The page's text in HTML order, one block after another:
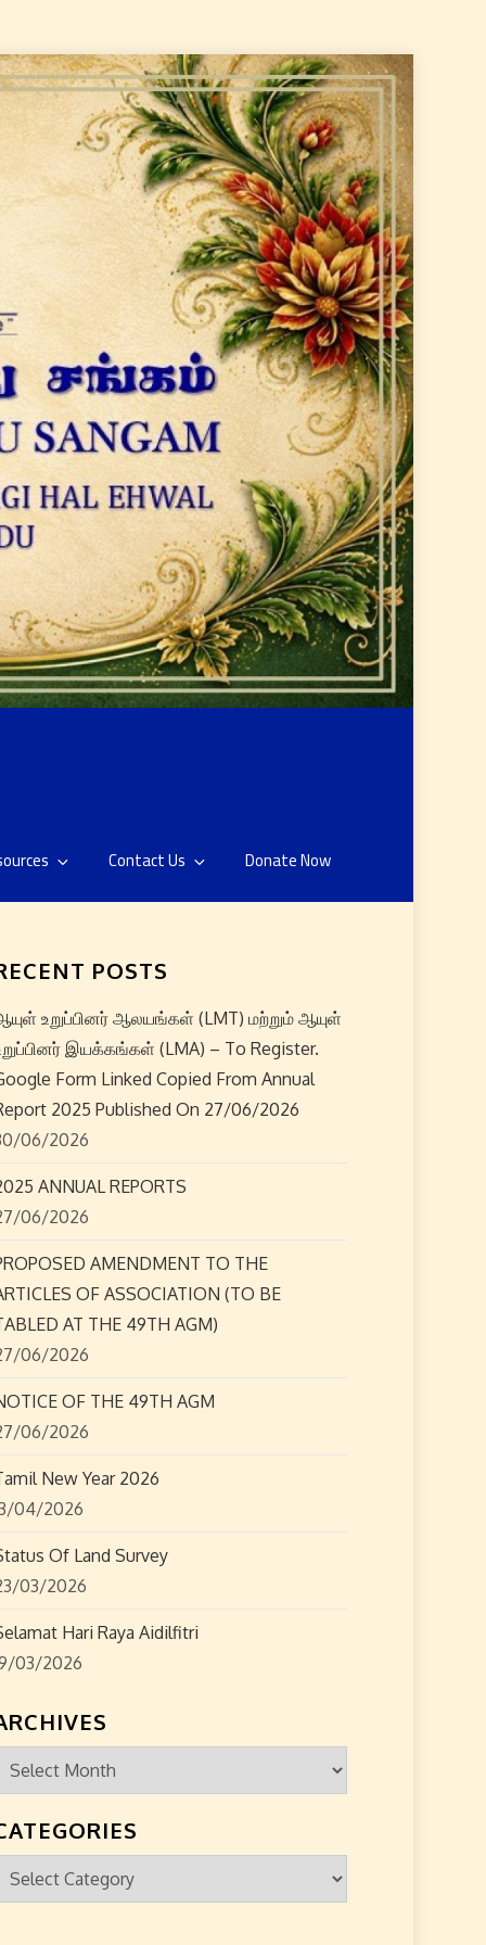
Contact Us Donate Now
POSTS
உறுப்பினர் ஆலயங்கள் (LMT) மற்றும் ஆயுள்
இயக்கங்கள் (LMA) – To Register.
Form Linked Copied From Annual
2025 Published On 27/06/2026
06/2026
ANNUAL REPORTS
06/2026
AMENDMENT TO THE
OF ASSOCIATION (TO BE
AT THE 49TH AGM)
06/2026
OF THE 49TH AGM
06/2026
New Year 2026
04/2026
Of Land Survey
03/2026
Hari Raya Aidilfitri
03/2026